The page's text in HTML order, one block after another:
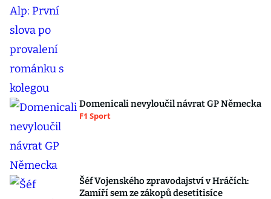
Domenicali nevyloučil návrat GP Německa
F1 Sport
Šéf Vojenského zpravodajství v Hráčích:
Zamíří sem ze zákopů desetitisíce